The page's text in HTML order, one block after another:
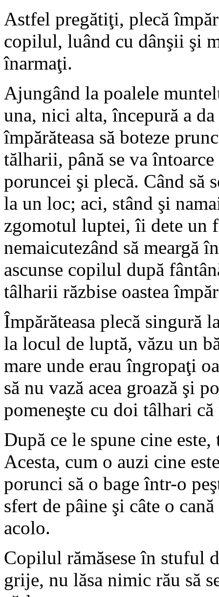
Astfel pregătiţi, plecă
copilul, luând cu dânşii şi
înarmaţi.
Ajungând la poalele
una, nici alta, începură a
împărăteasa să boteze
tălharii, până se va întoarce
poruncei şi plecă. Când să
la un loc; aci, stând şi
zgomotul luptei, îi dete un
nemaicutezând să meargă
ascunse copilul după
tâlharii răzbise oastea
Împărăteasa plecă singură
la locul de luptă, văzu un
mare unde erau îngropaţi
să nu vază acea groază şi
pomeneşte cu doi tâlhari că
După ce le spune cine
Acesta, cum o auzi cine
porunci să o bage într-o
sfert de pâine şi câte o
acolo.
Copilul rămăsese în stuful
grije, nu lăsa nimic rău să